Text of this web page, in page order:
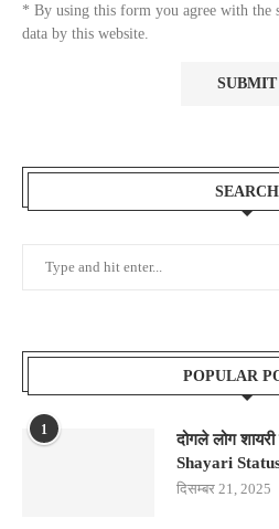
* By using this form you agree with the
data by this website.
SEARCH
POPULAR
1
दोगले लोग
Shayari
दिसम्बर 21, 2025